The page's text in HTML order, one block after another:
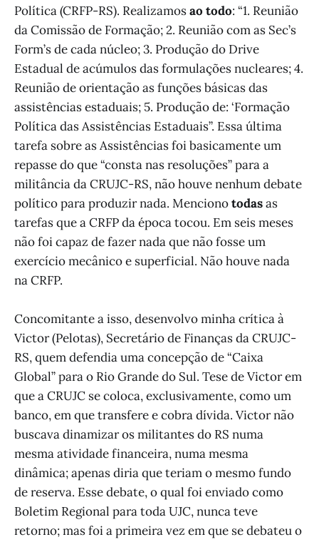
Política (CRFP-RS). Realizamosao todo: “1. Reunião
da Comissão de Formação; 2. Reunião com as Sec’s
Form’s de cada núcleo; 3. Produção do Drive
Estadual de acúmulos das formulações nucleares; 4.
Reunião de orientação as funções básicas das
assistências estaduais; 5. Produção de: ‘Formação
Política das Assistências Estaduais”. Essa última
tarefa sobre as Assistências foi basicamente um
repasse do que “consta nas resoluções” para a
militância da CRUJC-RS, não houve nenhum debate
político para produzir nada. Mencionotodasas
tarefas que a CRFP da época tocou. Em seis meses
não foi capaz de fazer nada que não fosse um
exercício mecânico e superficial. Não houve nada
na CRFP.
Concomitante a isso, desenvolvo minha crítica à
Victor (Pelotas), Secretário de Finanças da CRUJC-
RS, quem defendia uma concepção de “Caixa
Global” para o Rio Grande do Sul. Tese de Victor em
que a CRUJC se coloca, exclusivamente, como um
banco, em que transfere e cobra dívida. Victor não
buscava dinamizar os militantes do RS numa
mesma atividade financeira, numa mesma
dinâmica; apenas diria que teriam o mesmo fundo
de reserva. Esse debate, o qual foi enviado como
Boletim Regional para toda UJC, nunca teve
retorno; mas foi a primeira vez em que se debateu o